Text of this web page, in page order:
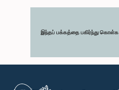
இந்தப் பக்கத்தை பகிர்ந்து கொள்க